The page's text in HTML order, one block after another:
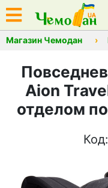
Магазин Чемодан
Aion
отделом
Код: